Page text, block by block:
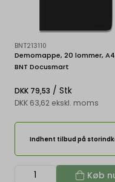
BNT213110
Demomappe, 20 lommer,
BNT Docusmart
DKK 79,53 / Stk
DKK 63,62 ekskl. moms
Indhent tilbud på
Køb